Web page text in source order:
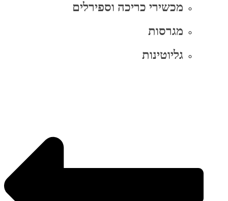
מכשירי כריכה וספירלים
מגרסות
גליוטינות